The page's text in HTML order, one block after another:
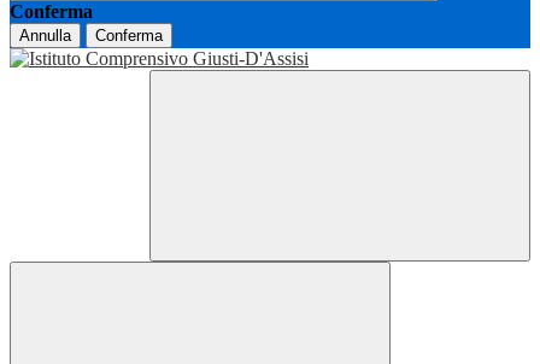
Conferma
Annulla Conferma